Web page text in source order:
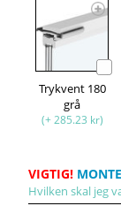
Trykvent 180
grå
(+ 285.23 kr)
VIGTIG!
Hvilken skal jeg